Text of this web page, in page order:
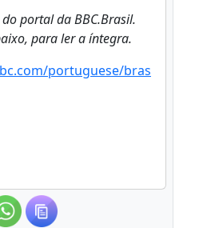
portal da BBC.Brasil.
para ler a íntegra.
portuguese/bras